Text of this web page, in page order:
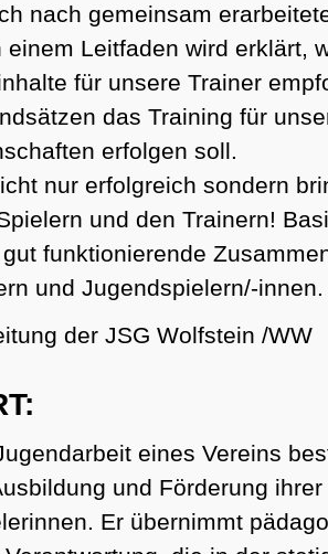
nach gemeinsam
einem Leitfaden wird erklärt,
für unsere Trainer
das Training für
erfolgen soll.
nur erfolgreich sondern
und den Trainern!
funktionierende
und Jugendspielern/-innen.
der JSG Wolfstein /WW
eines Vereins
und Förderung
Er übernimmt